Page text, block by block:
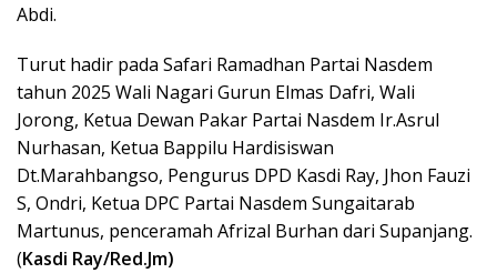
Abdi.
Turut hadir pada Safari Ramadhan Partai Nasdem
tahun 2025 Wali Nagari Gurun Elmas Dafri, Wali
Jorong, Ketua Dewan Pakar Partai Nasdem Ir.Asrul
Nurhasan, Ketua Bappilu Hardisiswan
Dt.Marahbangso, Pengurus DPD Kasdi Ray, Jhon Fauzi
S, Ondri, Ketua DPC Partai Nasdem Sungaitarab
Martunus, penceramah Afrizal Burhan dari Supanjang.
(Kasdi Ray/Red.Jm)